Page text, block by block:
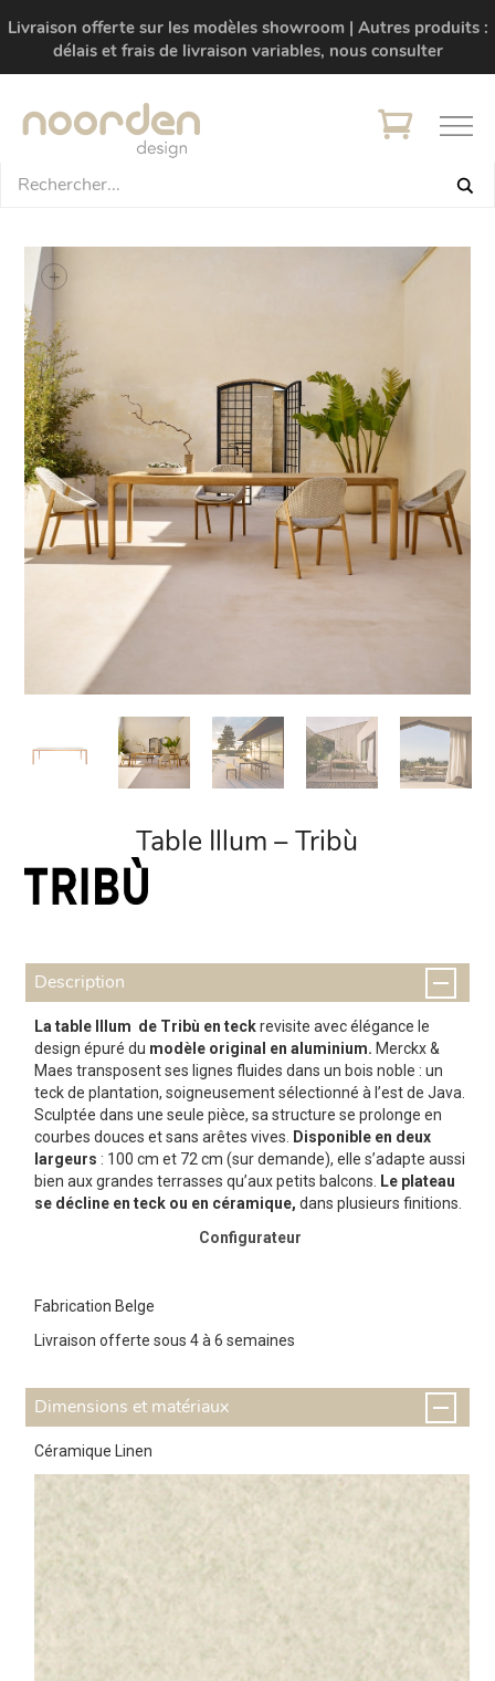
Livraison offerte sur les modèles showroom | Autres produits :
délais et frais de livraison variables, nous consulter
+
Table Illum – Tribù
Description
La table Illum de Tribù en teckrevisite avec élégance le
design épuré du modèle original en aluminium. Merckx &
Maes transposent ses lignes fluides dans un bois noble : un
teck de plantation, soigneusement sélectionné à l’est de Java.
Sculptée dans une seule pièce, sa structure se prolonge en
courbes douces et sans arêtes vives.
Disponible en deux
largeurs : 100 cm et 72 cm (sur demande), elle s’adapte aussi
bien aux grandes terrasses qu’aux petits balcons.
Le plateau
se décline en teck ou en céramique, dans plusieurs finitions.
Configurateur
Fabrication Belge
Livraison offerte sous 4 à 6 semaines
Dimensions et matériaux
Céramique Linen